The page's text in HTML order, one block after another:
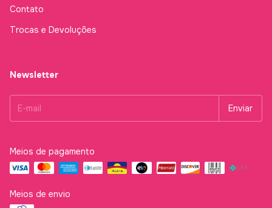
Contato
Trocas e Devoluções
Newsletter
Meios de pagamento
Meios de envio